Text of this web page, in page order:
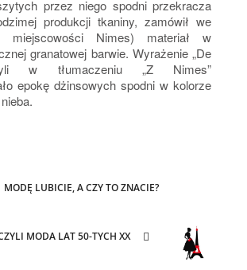
przez niego spodni przekracza
produkcji tkaniny, zamówił we
Nimes) materiał w
granatowej barwie. Wyrażenie „De
w tłumaczeniu „Z Nimes”
epokę dżinsowych spodni w kolorze
MODĘ LUBICIE, A CZY TO ZNACIE?
MODA LAT 50-TYCH XX